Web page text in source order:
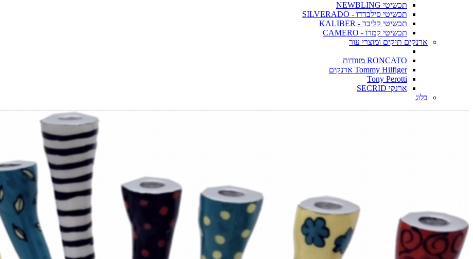
תכשיטי NEWBLING
תכשיטי סילברדו - SILVERADO
תכשיטי קליבר - KALIBER
תכשיטי קמרו - CAMERO
ארנקים תיקים ומוצרי עור
RONCATO מזוודות
Tommy Hilfiger ארנקים
Tony Perotti
ארנקי SECRID
בלוג